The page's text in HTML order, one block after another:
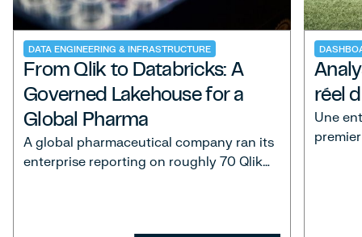
DATA ENGINEERING & INFRASTRUCTURE
From Qlik to Databricks: A
Governed Lakehouse for a
Global Pharma
A global pharmaceutical company ran its
enterprise reporting on roughly 70 Qlik
réel
Une